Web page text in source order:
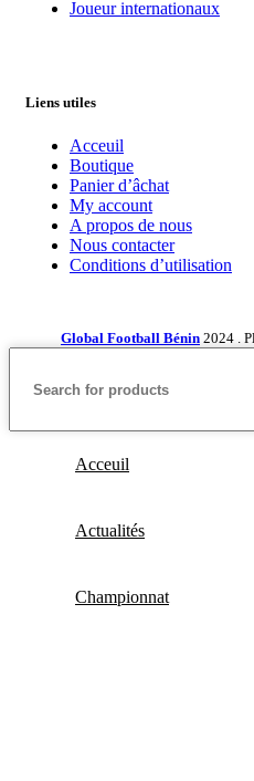
Joueur internationaux
Liens utiles
Acceuil
Boutique
Panier d’âchat
My account
A propos de nous
Nous contacter
Conditions d’utilisation
Global Football Bénin 2024 .
Acceuil
Actualités
Championnat